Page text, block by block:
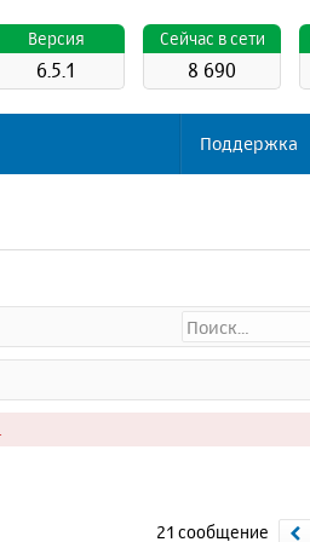
Cейчас в сети
8 690
Версия
6.5.1
Поддержка
21 сообщение